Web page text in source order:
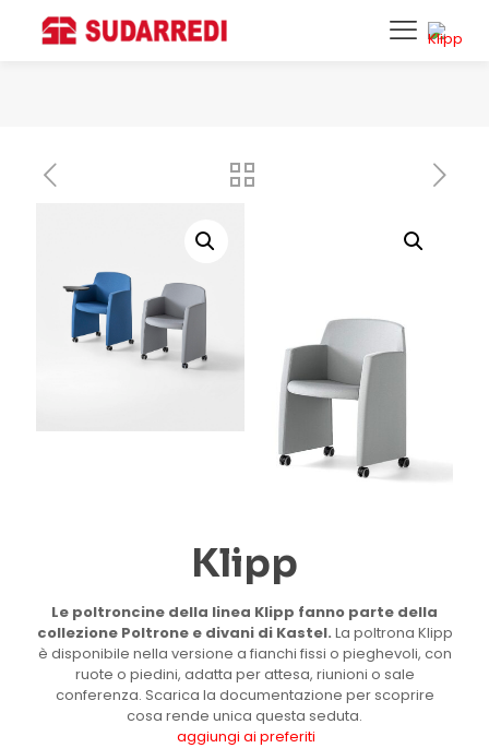
Klipp
Le poltroncine della linea Klipp fanno parte della
collezione Poltrone e divani di Kastel. La poltrona Klipp
è disponibile nella versione a fianchi fissi o pieghevoli, con
ruote o piedini, adatta per attesa, riunioni o sale
conferenza. Scarica la documentazione per scoprire
cosa rende unica questa seduta.
aggiungi ai preferiti